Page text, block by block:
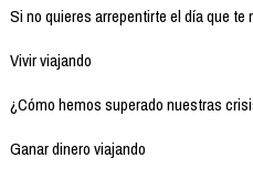
Si no quieres arrepentirte el día que te
Vivir viajando
¿Cómo hemos superado nuestras
Ganar dinero viajando